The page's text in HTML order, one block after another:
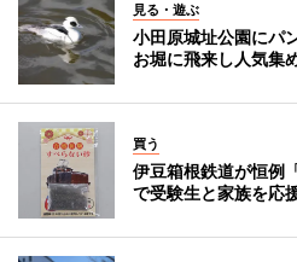
見る・遊ぶ
小田原城址公園にパ
お堀に飛来し人気集
買う
伊豆箱根鉄道が恒例
で受験生と家族を応